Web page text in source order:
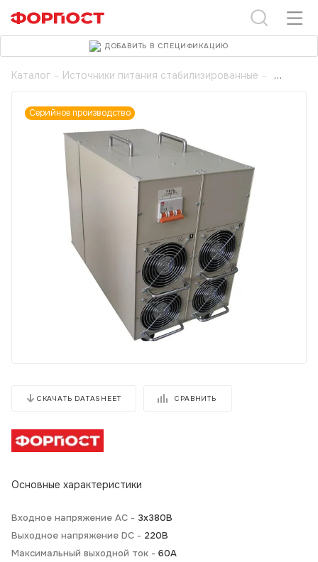
Каталог - Источники питания стабилизированные -
Серийное производство
СКАЧАТЬ DATASHEET СРАВНИТЬ
Основные характеристики
Входное напряжение AC - 3х380В
Выходное напряжение DC - 220В
Максимальный выходной ток - 60А
ДОБАВИТЬ В СПЕЦИФИКАЦИЮ